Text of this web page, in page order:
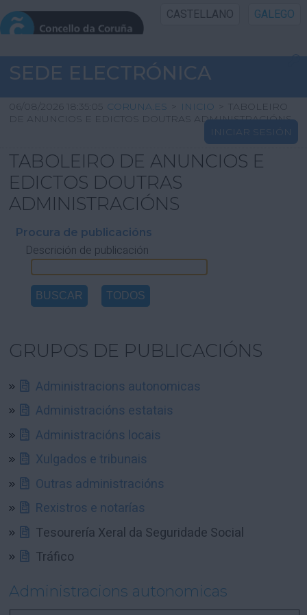
CASTELLANO GALEGO
INICIO SEDE
INICIO
INFORMACIÓN PÚBLICA
CARTAFOL CIDADÁN
UTILIDADES
AXUDA
SEDE ELECTRÓNICA
06/08/2026 18:35:05 CORUNA.ES > INICIO > TABOLEIRO
DE ANUNCIOS E EDICTOS DOUTRAS ADMINISTRACIÓNS
INICIAR SESIÓN
TABOLEIRO DE ANUNCIOS E
EDICTOS DOUTRAS
ADMINISTRACIÓNS
Procura de publicacións
Descrición de publicación
GRUPOS DE PUBLICACIÓNS
Administracions autonomicas
Administracións estatais
Administracións locais
Xulgados e tribunais
Outras administracións
Rexistros e notarías
Tesourería Xeral da Seguridade Social
Tráfico
Administracions autonomicas